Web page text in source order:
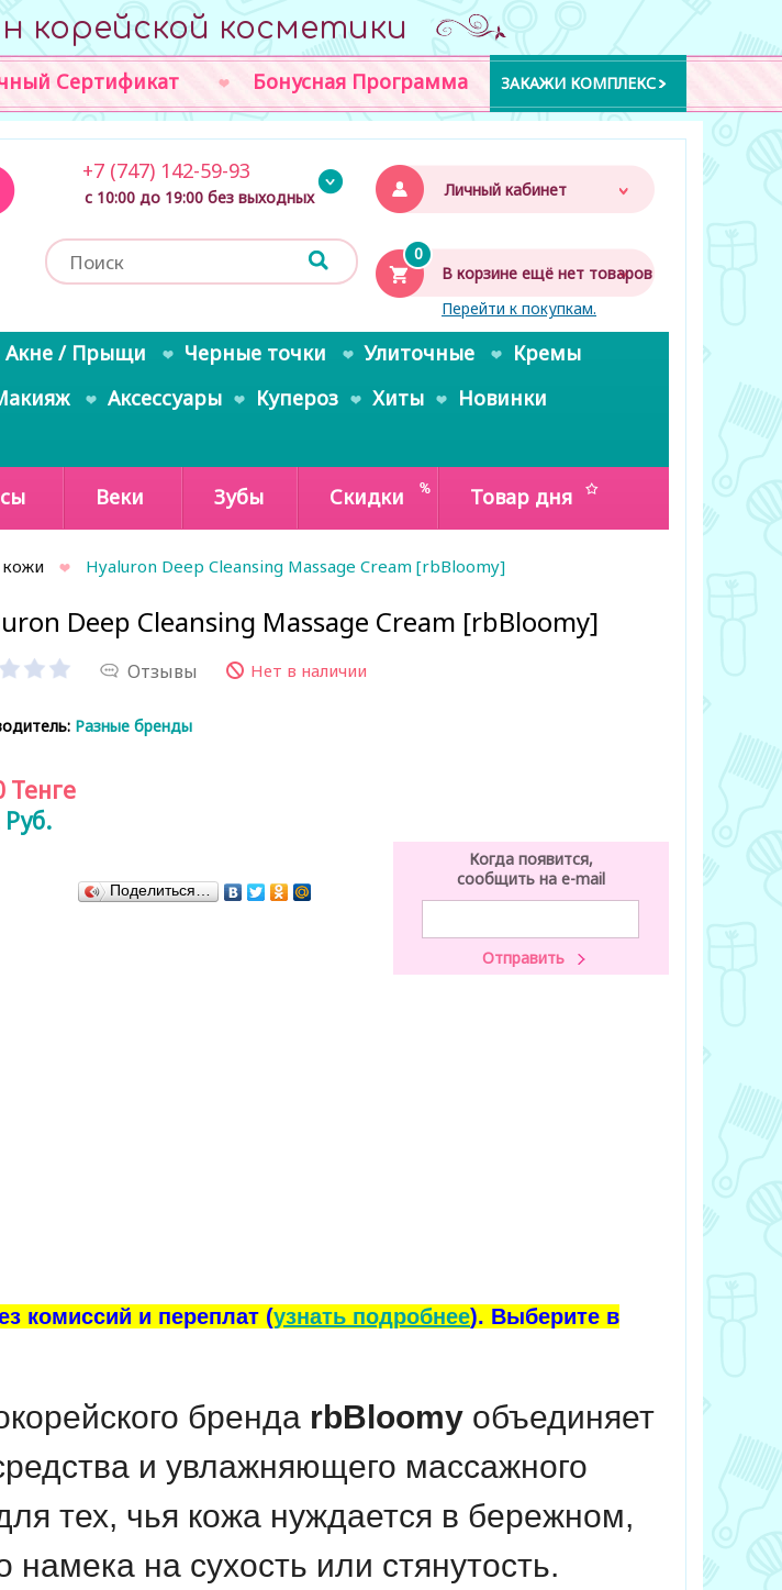
корейской косметики
Сертификат Бонусная Программа ЗАКАЖИ КОМПЛЕКС
Личный кабинет
0
В корзине ещё нет товаров
Перейти к покупкам.
+7 (747) 142-59-93
с 10:00 до 19:00 без выходных
Акне / Прыщи Черные точки Улиточные
Кремы
Аксессуары Купероз Хиты
Новинки
Веки Зубы Скидки Товар дня
Hyaluron Deep Cleansing Massage Cream [rbBloomy]
Deep Cleansing Massage Cream [rbBloomy]
Отзывы Нет в наличии
Разные бренды
Тенге
Руб.
Когда появится,
сообщить на e-mail
Поделиться…
комиссий и переплат (узнать подробнее). Выберите в
бренда rbBloomy объединяет
и увлажняющего массажного
тех, чья кожа нуждается в бережном,
на сухость или стянутость.